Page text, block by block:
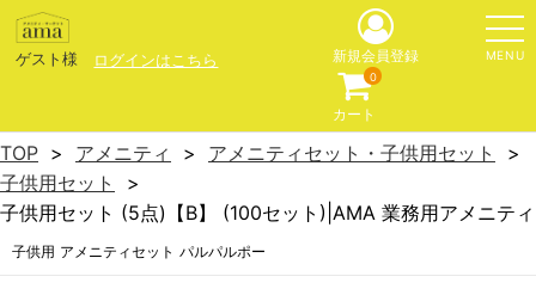
ゲスト様 ログインはこちら MENU
新規会員登録
カート
0
TOP アメニティ
アメニティセット・子供用セット
子供用セット
子供用セット (5点)【B】 (100セット)|AMA 業務用アメニティ
子供用 アメニティセット パルパルポー